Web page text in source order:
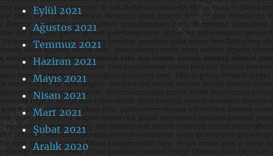
Eylül 2021
Ağustos 2021
Temmuz 2021
Haziran 2021
Mayıs 2021
Nisan 2021
Mart 2021
Şubat 2021
Aralık 2020